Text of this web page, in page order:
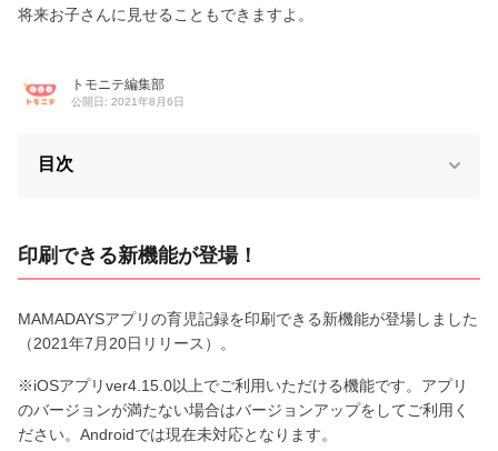
将来お子さんに見せることもできますよ。
トモニテ編集部
公開日: 2021年8月6日
目次
印刷できる新機能が登場！
MAMADAYSアプリの育児記録を印刷できる新機能が登場しました
（2021年7月20日リリース）。
※iOSアプリver4.15.0以上でご利用いただける機能です。アプリ
のバージョンが満たない場合はバージョンアップをしてご利用く
ださい。Androidでは現在未対応となります。